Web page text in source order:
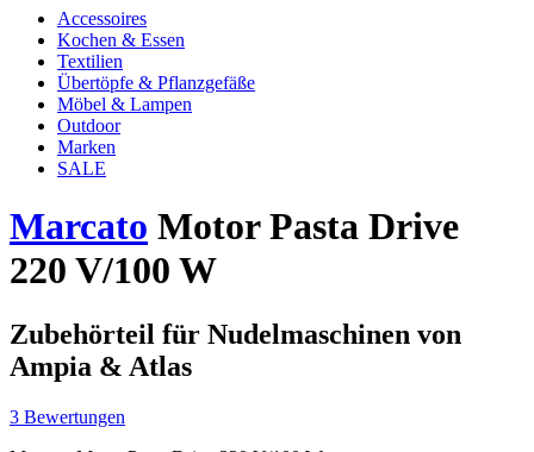
Accessoires
Kochen & Essen
Textilien
Übertöpfe & Pflanzgefäße
Möbel & Lampen
Outdoor
Marken
SALE
Marcato Motor Pasta Drive
220 V/100 W
Zubehörteil für Nudelmaschinen von
Ampia & Atlas
3 Bewertungen